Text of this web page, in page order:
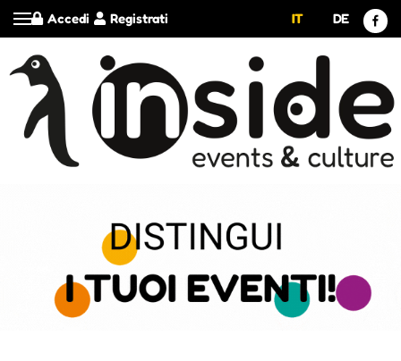
Registrati
Accedi IT DE